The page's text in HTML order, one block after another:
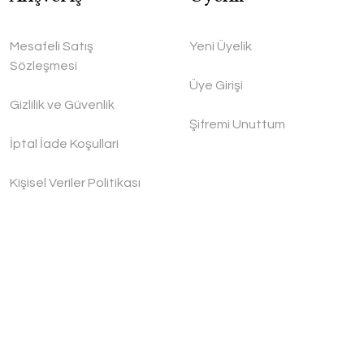
Mesafeli Satış
Sözleşmesi
Gizlilik ve Güvenlik
İptal İade Koşullari
Kişisel Veriler Politikası
Yeni Üyelik
Üye Girişi
Şifremi Unuttum